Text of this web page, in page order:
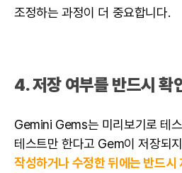
조정하는 과정이 더 중요합니다.
4. 저장 여부를 반드시 확
Gemini Gems는 미리보기로 테
테스트만 한다고 Gem이 저장되
작성하거나 수정한 뒤에는 반드시